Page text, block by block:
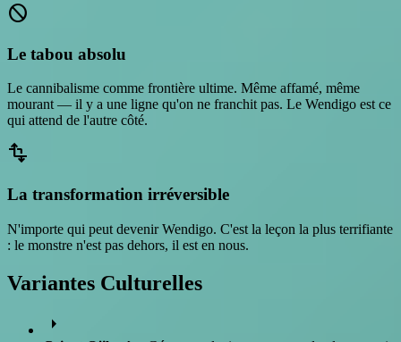
do_not_disturb
Le tabou absolu
Le cannibalisme comme frontière ultime. Même affamé, même
mourant — il y a une ligne qu'on ne franchit pas. Le Wendigo est ce
qui attend de l'autre côté.
transform
La transformation irréversible
N'importe qui peut devenir Wendigo. C'est la leçon la plus terrifiante
: le monstre n'est pas dehors, il est en nous.
Variantes Culturelles
arrow_right